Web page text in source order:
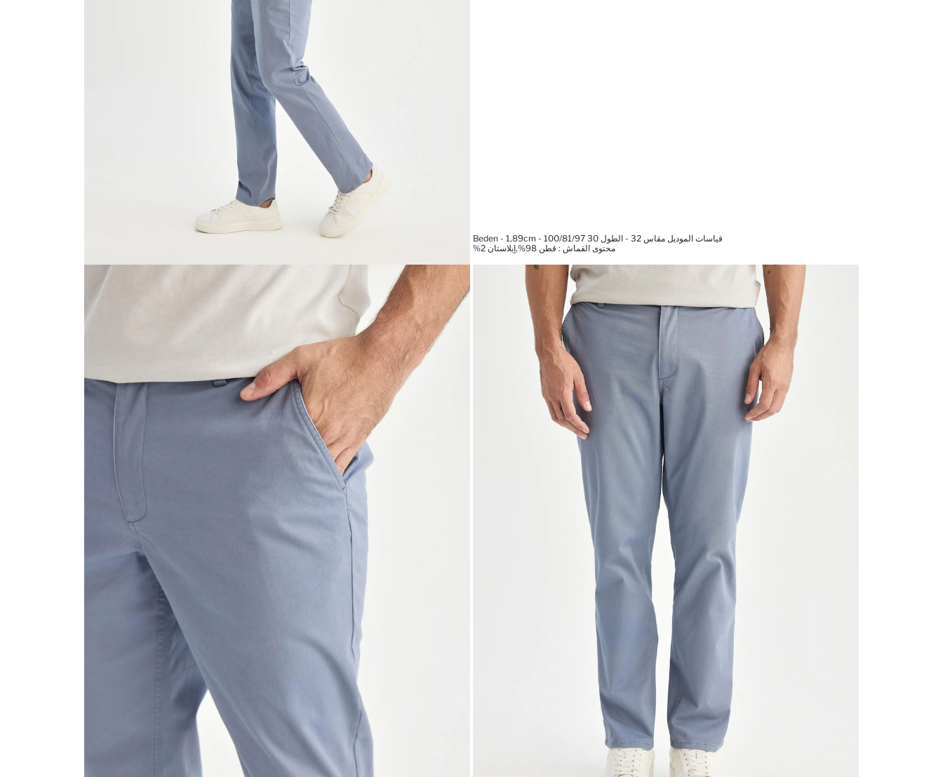
قياسات الموديل مقاس 32 - الطول 30 Beden - 1,89cm - 100/81/97
محتوى القماش : قطن 98%,إيلاستان 2%